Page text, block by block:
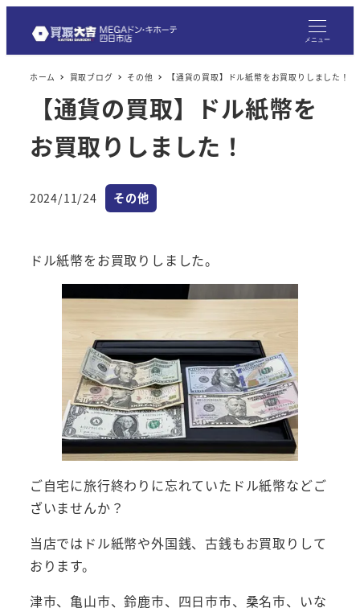
メニュー
ホーム 買取ブログ その他 【通貨の買取】ドル紙幣をお買取りしました！
【通貨の買取】ドル紙幣を
お買取りしました！
投稿日
2024/11/24 カテゴリー
その他
ドル紙幣をお買取りしました。
ご自宅に旅行終わりに忘れていたドル紙幣などご
ざいませんか？
当店ではドル紙幣や外国銭、古銭もお買取りして
おります。
津市、亀山市、鈴鹿市、四日市市、桑名市、いな